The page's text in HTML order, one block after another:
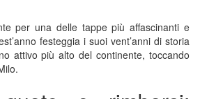
per una delle tappe più affascinanti e
festeggia i suoi vent’anni di storia
attivo più alto del continente, toccando